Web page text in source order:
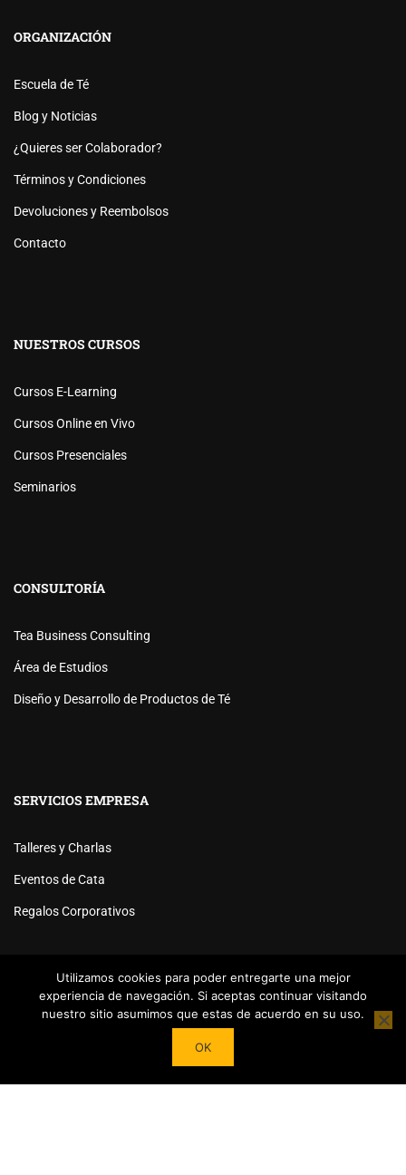
ORGANIZACIÓN
Escuela de Té
Blog y Noticias
¿Quieres ser Colaborador?
Términos y Condiciones
Devoluciones y Reembolsos
Contacto
NUESTROS CURSOS
Cursos E-Learning
Cursos Online en Vivo
Cursos Presenciales
Seminarios
CONSULTORÍA
Tea Business Consulting
Área de Estudios
Diseño y Desarrollo de Productos de Té
SERVICIOS EMPRESA
Talleres y Charlas
Eventos de Cata
Regalos Corporativos
Powered byTea Institute Latinoamérica ® 2026. Todos Los
Utilizamos cookies para poder entregarte una mejor
experiencia de navegación. Si aceptas continuar visitando
nuestro sitio asumimos que estas de acuerdo en su uso.
OK